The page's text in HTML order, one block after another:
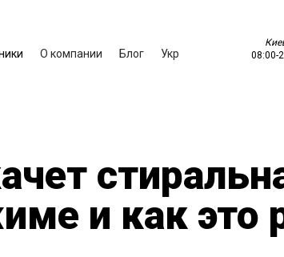
О компании Блог Укр
08:00-
и как это